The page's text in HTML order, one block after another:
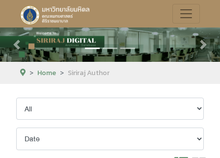
Previous Next
Home Siriraj Author